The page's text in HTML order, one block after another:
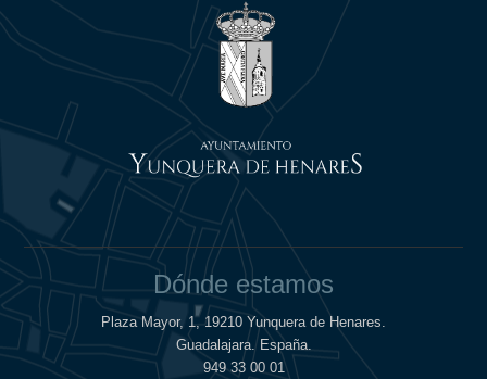
Dónde estamos
Plaza Mayor, 1, 19210 Yunquera de Henares.
Guadalajara. España.
949 33 00 01